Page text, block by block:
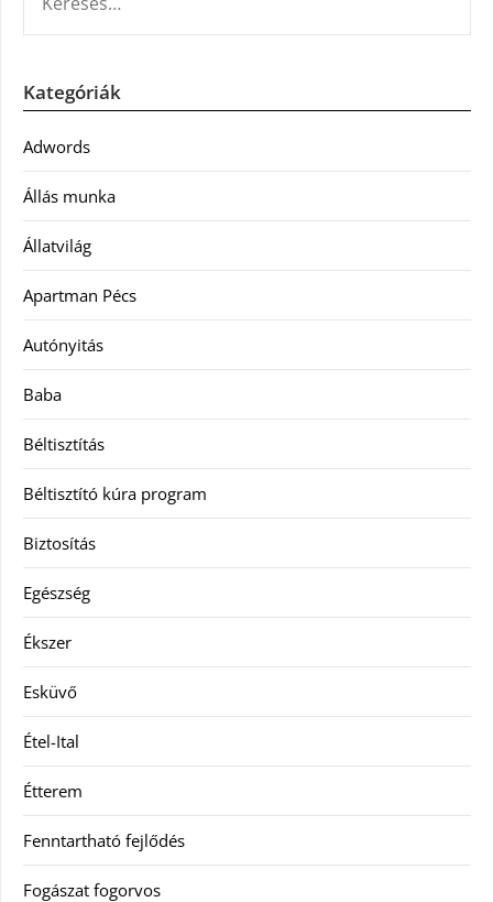
Kategóriák
Adwords
Állás munka
Állatvilág
Apartman Pécs
Autónyitás
Baba
Béltisztítás
Béltisztító kúra program
Biztosítás
Egészség
Ékszer
Esküvő
Étel-Ital
Étterem
Fenntartható fejlődés
Fogászat fogorvos